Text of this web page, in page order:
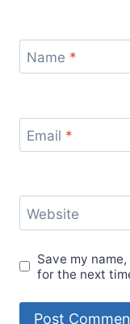
Name *
Email *
Website
Save my
for the next